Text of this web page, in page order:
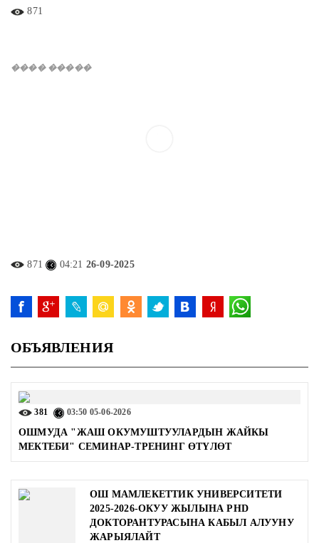
871
���� �����
871 04:21 26-09-2025
ОБЪЯВЛЕНИЯ
381 03:50 05-06-2026
ОШМУДА "ЖАШ ОКУМУШТУУЛАРДЫН ЖАЙКЫ
МЕКТЕБИ" СЕМИНАР-ТРЕНИНГ ӨТҮЛӨТ
ОШ МАМЛЕКЕТТИК УНИВЕРСИТЕТИ
2025-2026-ОКУУ ЖЫЛЫНА PHD
ДОКТОРАНТУРАСЫНА КАБЫЛ АЛУУНУ
ЖАРЫЯЛАЙТ